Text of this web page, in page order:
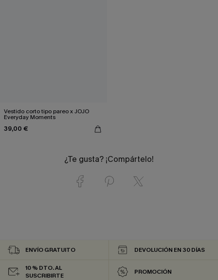
Vestido corto tipo pareo x JOJO
Everyday Moments
39,00 €
¿Te gusta? ¡Compártelo!
ENVÍO GRATUITO DEVOLUCIÓN EN 30 DÍAS
10 % DTO. AL
SUSCRIBIRTE
PROMOCIÓN